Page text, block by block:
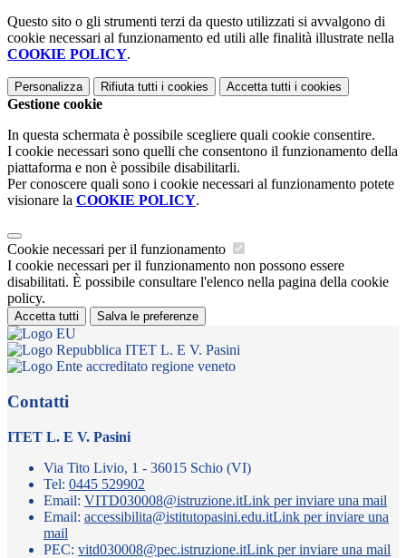
Questo sito o gli strumenti terzi da questo utilizzati si avvalgono di
cookie necessari al funzionamento ed utili alle finalità illustrate nella
COOKIE POLICY.
Personalizza Rifiuta tutti i cookies Accetta tutti i cookies
Gestione cookie
In questa schermata è possibile scegliere quali cookie consentire.
I cookie necessari sono quelli che consentono il funzionamento della
piattaforma e non è possibile disabilitarli.
Per conoscere quali sono i cookie necessari al funzionamento potete
visionare la COOKIE POLICY.
Cookie necessari per il funzionamento
I cookie necessari per il funzionamento non possono essere
disabilitati. È possibile consultare l'elenco nella pagina della cookie
policy.
Accetta tutti Salva le preferenze
ITET L. E V. Pasini
Contatti
ITET L. E V. Pasini
Via Tito Livio, 1 - 36015 Schio (VI)
Tel: 0445 529902
Email: VITD030008@istruzione.itLink per inviare una mail
Email: accessibilita@istitutopasini.edu.itLink per inviare una
mail
PEC: vitd030008@pec.istruzione.itLink per inviare una mail